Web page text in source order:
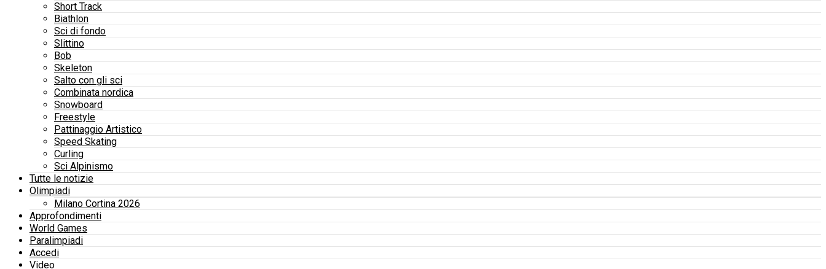
Short Track
Biathlon
Sci di fondo
Slittino
Bob
Skeleton
Salto con gli sci
Combinata nordica
Snowboard
Freestyle
Pattinaggio Artistico
Speed Skating
Curling
Sci Alpinismo
Tutte le notizie
Olimpiadi
Milano Cortina 2026
Approfondimenti
World Games
Paralimpiadi
Accedi
Video